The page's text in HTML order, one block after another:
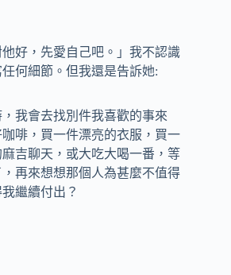
他好，先愛自己吧。」我不認識
何細節。但我還是告訴她:
我會去找別件我喜歡的事來
啡，買一件漂亮的衣服，買一
吉聊天，或大吃大喝一番，等
再來想想那個人為甚麼不值得
繼續付出？